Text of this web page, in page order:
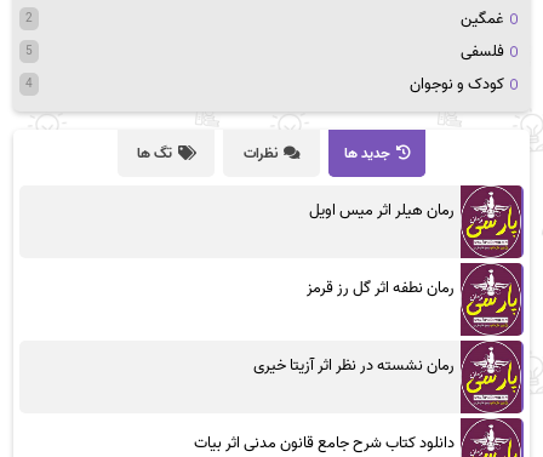
غمگین 2
فلسفی 5
کودک و نوجوان 4
جدید ها نظرات تگ ها
رمان هیلر اثر میس اویل
رمان نطفه اثر گل رز قرمز
رمان نشسته در نظر اثر آزیتا خیری
دانلود کتاب شرح جامع قانون مدنی اثر بیات